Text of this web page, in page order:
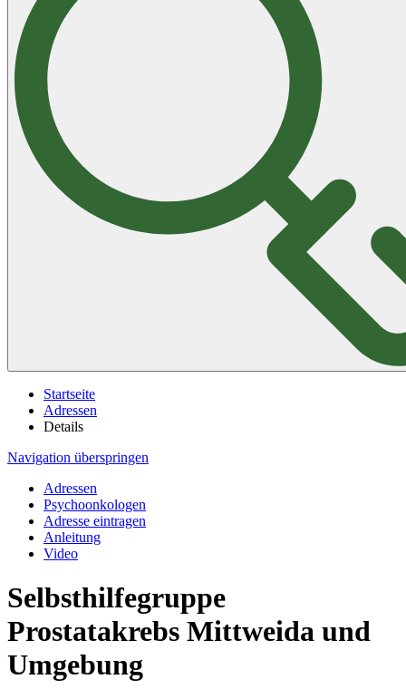
Startseite
Adressen
Details
Navigation überspringen
Adressen
Psychoonkologen
Adresse eintragen
Anleitung
Video
Selbsthilfegruppe
Prostatakrebs Mittweida und
Umgebung